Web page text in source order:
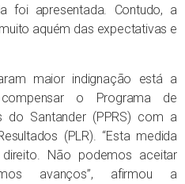
foi apresentada. Contudo, a
aquém das expectativas e
maior indignação está a
o Programa de
do Santander (PPRS) com a
(PLR). “Esta medida
Não podemos aceitar
avanços”, afirmou a